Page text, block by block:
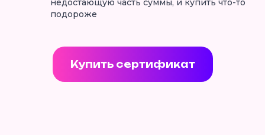
недостающую часть суммы, и купить что-то
подороже
Купить сертификат